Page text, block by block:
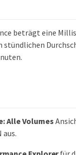
beträgt eine
stündlichen
Alle Volumes
aus.